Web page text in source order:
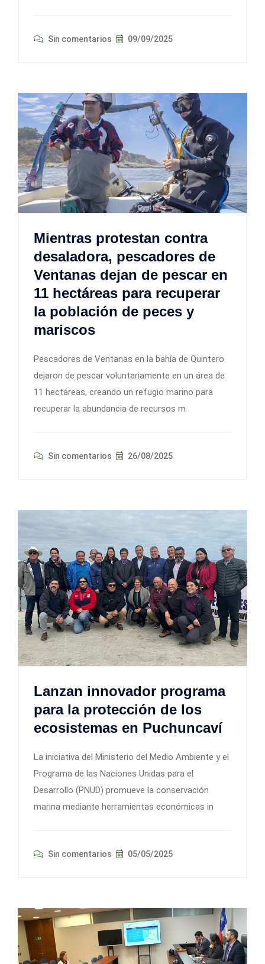
Sin comentarios 09/09/2025
Mientras protestan contra
desaladora, pescadores de
Ventanas dejan de pescar en
11 hectáreas para recuperar
la población de peces y
mariscos
Pescadores de Ventanas en la bahía de Quintero
dejaron de pescar voluntariamente en un área de
11 hectáreas, creando un refugio marino para
recuperar la abundancia de recursos m
Sin comentarios 26/08/2025
Lanzan innovador programa
para la protección de los
ecosistemas en Puchuncaví
La iniciativa del Ministerio del Medio Ambiente y el
Programa de las Naciones Unidas para el
Desarrollo (PNUD) promueve la conservación
marina mediante herramientas económicas in
Sin comentarios 05/05/2025